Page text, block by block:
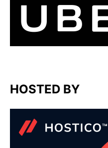
HOSTED BY